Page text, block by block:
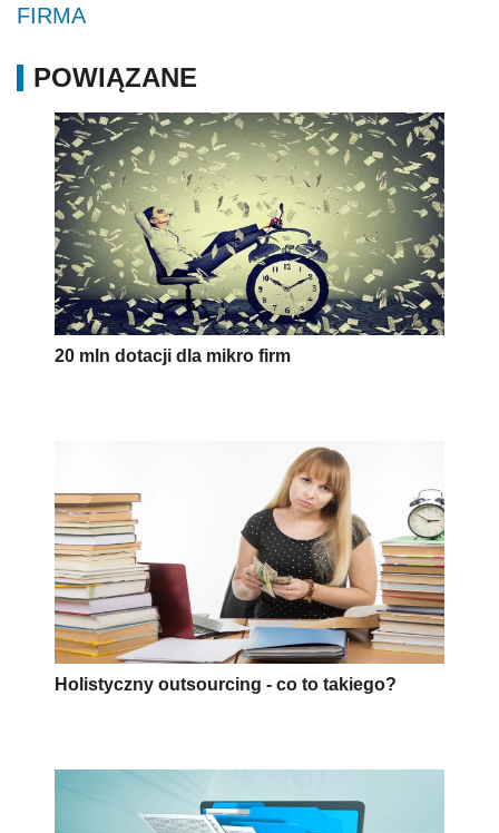
FIRMA
POWIĄZANE
20 mln dotacji dla mikro firm
Holistyczny outsourcing - co to takiego?